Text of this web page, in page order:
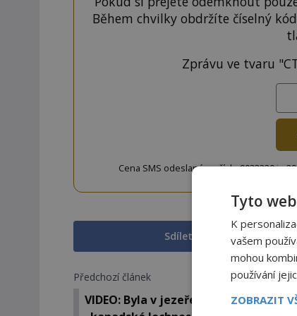
Během chvilky obdržíte číselný
Zprávu ve tvaru
Cena SMS odeslané na číslo 9033320 je
Sdílet na Facebooku
Předchozí článek
VIDEO: Byla v jezeře Okanagan
Tyto
K
vašem
mohou
používání
ZOBRAZIT